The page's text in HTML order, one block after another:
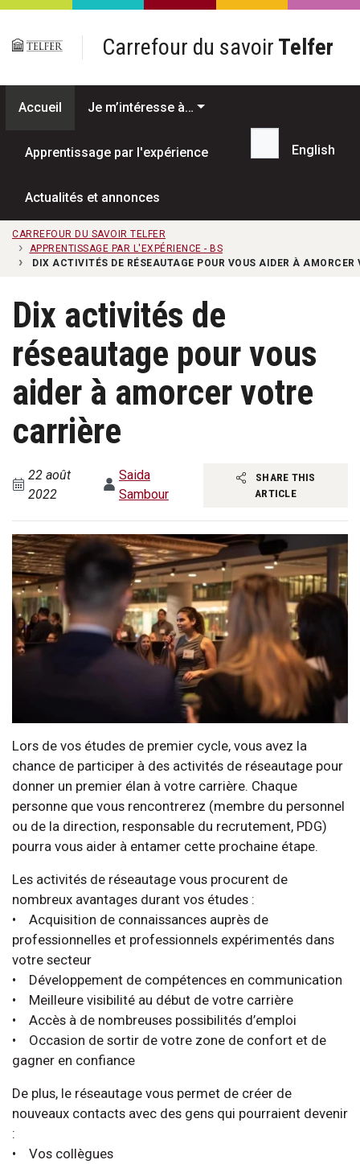
Passer au contenu principal
Carrefour du savoir Telfer
Accueil Je m’intéresse à…
Apprentissage par l'expérience
Actualités et annonces
Recherche...
English
CARREFOUR DU SAVOIR TELFER
APPRENTISSAGE PAR L'EXPÉRIENCE - BS
DIX ACTIVITÉS DE RÉSEAUTAGE POUR VOUS AIDER À AMORCER
Dix activités de
réseautage pour vous
aider à amorcer votre
carrière
22 août
2022
Saida
Sambour
SHARE THIS
ARTICLE
Lors de vos études de premier cycle, vous avez la
chance de participer à des activités de réseautage pour
donner un premier élan à votre carrière. Chaque
personne que vous rencontrerez (membre du personnel
ou de la direction, responsable du recrutement, PDG)
pourra vous aider à entamer cette prochaine étape.
Les activités de réseautage vous procurent de
nombreux avantages durant vos études :
• Acquisition de connaissances auprès de
professionnelles et professionnels expérimentés dans
votre secteur
• Développement de compétences en communication
• Meilleure visibilité au début de votre carrière
• Accès à de nombreuses possibilités d’emploi
• Occasion de sortir de votre zone de confort et de
gagner en confiance
De plus, le réseautage vous permet de créer de
nouveaux contacts avec des gens qui pourraient devenir
:
• Vos collègues